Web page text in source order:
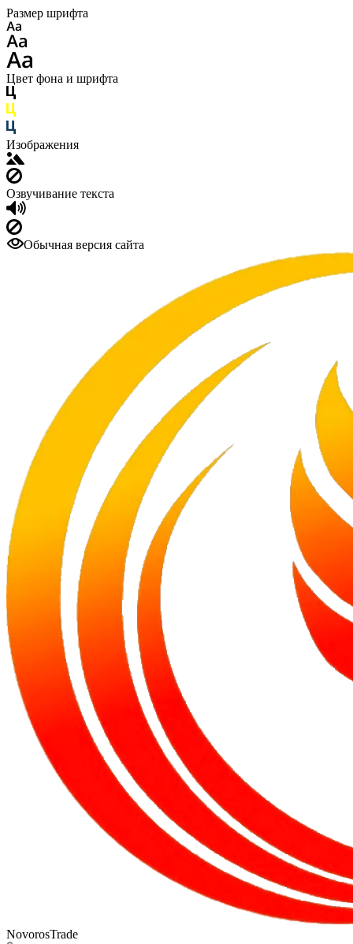
Размер шрифта
Цвет фона и шрифта
Изображения
Озвучивание текста
Обычная версия сайта
NovorosTrade